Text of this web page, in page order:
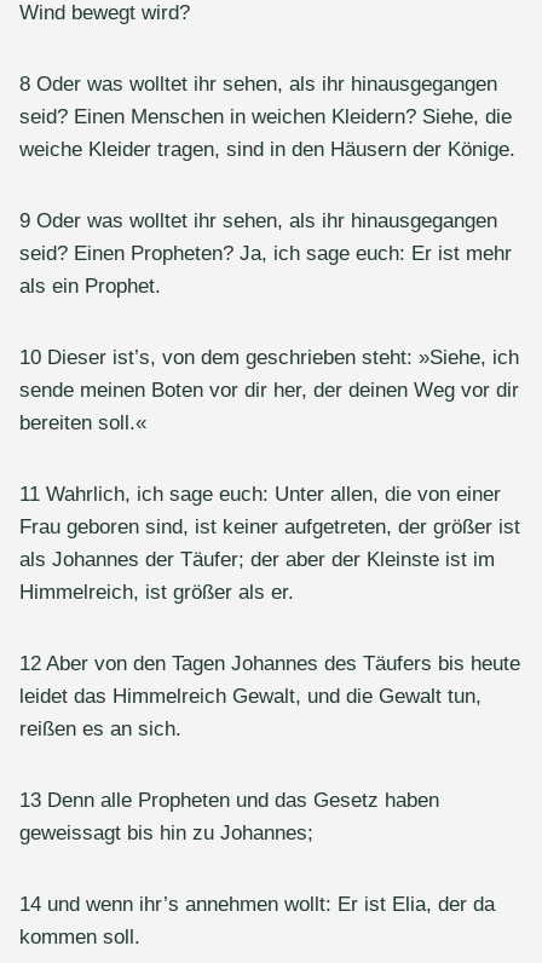
Wind bewegt wird?
8 Oder was wolltet ihr sehen, als ihr hinausgegangen
seid? Einen Menschen in weichen Kleidern? Siehe, die
weiche Kleider tragen, sind in den Häusern der Könige.
9 Oder was wolltet ihr sehen, als ihr hinausgegangen
seid? Einen Propheten? Ja, ich sage euch: Er ist mehr
als ein Prophet.
10 Dieser ist’s, von dem geschrieben steht: »Siehe, ich
sende meinen Boten vor dir her, der deinen Weg vor dir
bereiten soll.«
11 Wahrlich, ich sage euch: Unter allen, die von einer
Frau geboren sind, ist keiner aufgetreten, der größer ist
als Johannes der Täufer; der aber der Kleinste ist im
Himmelreich, ist größer als er.
12 Aber von den Tagen Johannes des Täufers bis heute
leidet das Himmelreich Gewalt, und die Gewalt tun,
reißen es an sich.
13 Denn alle Propheten und das Gesetz haben
geweissagt bis hin zu Johannes;
14 und wenn ihr’s annehmen wollt: Er ist Elia, der da
kommen soll.